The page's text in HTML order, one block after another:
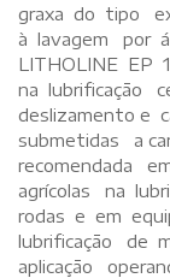
graxa do tipo
à lavagem por
LITHOLINE EP
na lubrificação
deslizamento e
submetidas a
recomendada
agrícolas na
rodas e em
lubrificação de
aplicação